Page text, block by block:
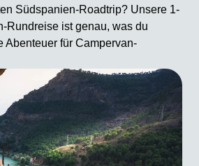
Südspanien-Roadtrip? Unsere 1-
Rundreise ist genau, was du
Abenteuer für Campervan-